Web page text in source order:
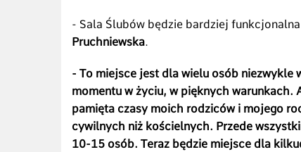
- Sala Ślubów będzie bardziej
Pruchniewska.
- To miejsce jest dla wielu osób niezwykle
momentu w życiu, w pięknych warunkach.
pamięta czasy moich rodziców i mojego
cywilnych niż kościelnych. Przede
10-15 osób. Teraz będzie miejsce dla